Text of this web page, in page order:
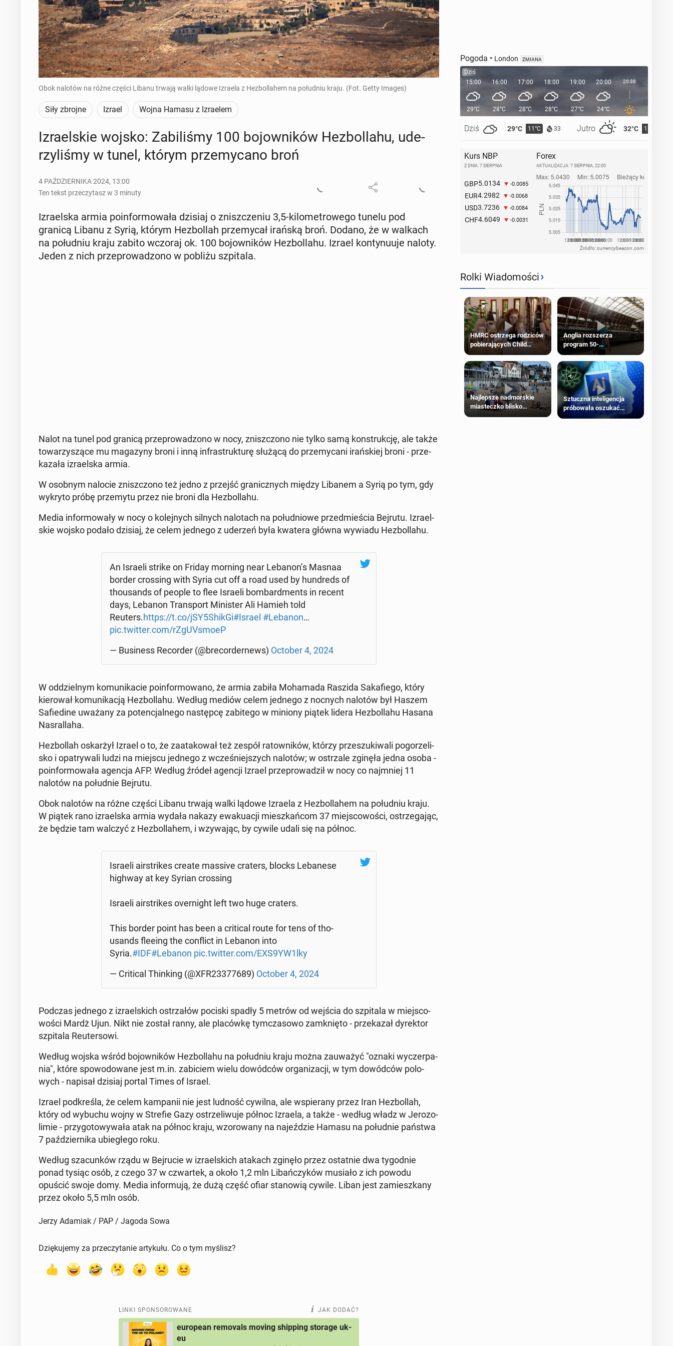
Obok nalotów na różne części Libanu trwają walki lądowe Izraela z Hezbollahem na południu kraju. (Fot. Getty Images)
Siły zbrojne Izrael Wojna Hamasu z Izraelem
Izra­el­skie wojsko: Za­bi­li­śmy 100 bo­jow­ni­ków He­zbol­la­hu, ude­
rzy­li­śmy w tunel, którym prze­my­ca­no broń
4 PAŹDZIERNIKA 2024, 13:00
Ten tekst przeczytasz w 3 minuty
Izra­el­ska armia po­in­for­mo­wa­ła dzisiaj o znisz­cze­niu 3,5-ki­lo­me­tro­we­go tunelu pod
granicą Libanu z Syrią, którym He­zbol­lah prze­my­cał irańską broń. Dodano, że w walkach
na po­łu­dniu kraju zabito wczoraj ok. 100 bo­jow­ni­ków He­zbol­la­hu. Izrael kon­ty­nu­uje naloty.
Jeden z nich prze­pro­wa­dzo­no w pobliżu szpi­ta­la.
Nalot na tunel pod granicą prze­pro­wa­dzo­no w nocy, znisz­czo­no nie tylko samą kon­struk­cję, ale także
to­wa­rzy­szą­ce mu ma­ga­zy­ny broni i inną in­fra­struk­tu­rę służącą do prze­my­ca­ni irań­skiej broni - prze­
ka­za­ła izra­el­ska armia.
W osobnym nalocie znisz­czo­no też jedno z przejść gra­nicz­nych między Libanem a Syrią po tym, gdy
wykryto próbę prze­my­tu przez nie broni dla He­zbol­la­hu.
Media in­for­mo­wa­ły w nocy o ko­lej­nych silnych na­lo­tach na po­łu­dnio­we przed­mie­ścia Bejrutu. Izra­el­
skie wojsko podało dzisiaj, że celem jednego z uderzeń była kwatera główna wywiadu He­zbol­la­hu.
An Israeli strike on Friday morning near Lebanon’s Masnaa
border cros­sing with Syria cut off a road used by hun­dreds of
tho­usands of people to flee Israeli bom­bard­ments in recent
days, Lebanon Trans­port Mi­ni­ster Ali Hamieh told
Reuters.https://t.co/jSY5ShikGi#Israel #Lebanon…
pic.twitter.com/rZgU­Vsmo­eP
— Bu­si­ness Re­cor­der (@bre­cor­der­news) October 4, 2024
W od­dziel­nym ko­mu­ni­ka­cie po­in­for­mo­wa­no, że armia zabiła Mo­ha­ma­da Raszida Sa­ka­fie­go, który
kie­ro­wał ko­mu­ni­ka­cją He­zbol­la­hu. Według mediów celem jednego z nocnych nalotów był Haszem
Sa­fie­di­ne uważany za po­ten­cjal­ne­go na­stęp­cę za­bi­te­go w miniony piątek lidera He­zbol­la­hu Hasana
Na­sral­la­ha.
He­zbol­lah oskar­żył Izrael o to, że za­ata­ko­wał też zespół ra­tow­ni­ków, którzy prze­szu­ki­wa­li po­go­rze­li­
sko i opa­try­wa­li ludzi na miejscu jednego z wcze­śniej­szych nalotów; w ostrza­le zginęła jedna osoba -
po­in­for­mo­wa­ła agencja AFP. Według źródeł agencji Izrael prze­pro­wa­dził w nocy co naj­mniej 11
nalotów na po­łu­dnie Bejrutu.
Obok nalotów na różne części Libanu trwają walki lądowe Izraela z He­zbol­la­hem na po­łu­dniu kraju.
W piątek rano izra­el­ska armia wydała nakazy ewa­ku­acji miesz­kań­com 37 miej­sco­wo­ści, ostrze­ga­jąc,
że będzie tam walczyć z He­zbol­la­hem, i wzy­wa­jąc, by cywile udali się na północ.
Israeli air­stri­kes create massive craters, blocks Le­ba­ne­se
highway at key Syrian cros­sing
Israeli air­stri­kes over­ni­ght left two huge craters.
This border point has been a cri­ti­cal route for tens of tho­
usands fleeing the con­flict in Lebanon into
Syria.#IDF#Lebanon pic.twitter.com/EXS9YW1lky
— Cri­ti­cal Thin­king (@XFR23377689) October 4, 2024
Podczas jednego z izra­el­skich ostrza­łów pociski spadły 5 metrów od wejścia do szpi­ta­la w miej­sco­
wo­ści Mardż Ujun. Nikt nie został ranny, ale pla­ców­kę tym­cza­so­wo za­mknię­to - prze­ka­zał dy­rek­tor
szpi­ta­la Reu­ter­so­wi.
Według wojska wśród bo­jow­ni­ków He­zbol­la­hu na po­łu­dniu kraju można za­uwa­żyć "oznaki wy­czer­pa­
nia", które spo­wo­do­wa­ne jest m.in. za­bi­ciem wielu do­wód­ców or­ga­ni­za­cji, w tym do­wód­ców po­lo­
wych - napisał dzisiaj portal Times of Israel.
Izrael pod­kre­śla, że celem kam­pa­nii nie jest ludność cywilna, ale wspie­ra­ny przez Iran He­zbol­lah,
który od wybuchu wojny w Strefie Gazy ostrze­li­wu­je północ Izraela, a także - według władz w Je­ro­zo­
li­mie - przy­go­to­wy­wa­ła atak na północ kraju, wzo­ro­wa­ny na na­jeź­dzie Hamasu na po­łu­dnie państwa
7 paź­dzier­ni­ka ubie­głe­go roku.
Według sza­cun­ków rządu w Bej­ru­cie w izra­el­skich atakach zginęło przez ostat­nie dwa ty­go­dnie
ponad tysiąc osób, z czego 37 w czwar­tek, a około 1,2 mln Li­bań­czy­ków musiało z ich powodu
opuścić swoje domy. Media in­for­mu­ją, że dużą część ofiar sta­no­wią cywile. Liban jest za­miesz­ka­ny
przez około 5,5 mln osób.
Jerzy Adamiak / PAP / Jagoda Sowa
Dziękujemy za przeczytanie artykułu. Co o tym myślisz?
LINKI SPONSOROWANE JAK DODAĆ?
european removals moving shipping storage uk-
eu
Pogoda • London ZMIANA
Dziś
15:00
29°C
Dziś 29°C 11°C 33 Jutro 32°C 15°C
16:00
28°C
17:00
28°C
18:00
28°C
19:00
27°C
20:00
24°C
20:38
Kurs NBP
Z DNIA: 7 SIERPNIA
GBP5.0134 -0.0085
EUR4.2982 -0.0068
USD3.7236 -0.0084
CHF4.6049 -0.0031
Forex
AKTUALIZACJA: 7 SIERPNIA, 22:00
Źródło: currencybeacon.com
Rolki Wiadomości›
HMRC ostrzega rodziców
pobierających Child
Benefit. Mogą być
zobowiązani do zwrotu
zasiłku
Anglia rozszerza
program 50-
procentowych zniżek
kolejowych na 18-latków
Najlepsze nadmorskie
miasteczko blisko
Sztuczna inteligencja
próbowała oszukać
człowieka